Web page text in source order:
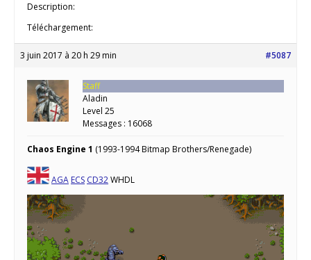
Description:
Téléchargement:
3 juin 2017 à 20 h 29 min #5087
Staff
Aladin
Level 25
Messages : 16068
Chaos Engine 1 (1993-1994 Bitmap Brothers/Renegade)
AGA ECS CD32WHDL